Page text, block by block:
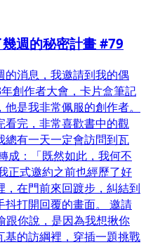
週的秘密計畫 #79
消息，我邀請到我的偶
創作者大會，卡片盒筆記
是我非常佩服的創作者。
看完，非常喜歡書中的觀
總有一天一定會訪問到瓦
成：「既然如此，我何不
正式邀約之前也經歷了好
在門前來回踱步，糾結到
抖打開回覆的畫面。 邀請
跟你說，是因為我想揪你
的訪綱裡，穿插一題挑戰